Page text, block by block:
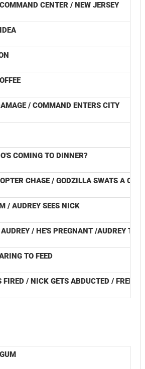
CENTER / NEW JERSEY
/ COMMAND ENTERS CITY
COMING TO DINNER?
CHASE / GODZILLA SWATS A
/ AUDREY SEES NICK
/ HE'S PREGNANT /AUDREY
TO FEED
FIRED / NICK GETS ABDUCTED /